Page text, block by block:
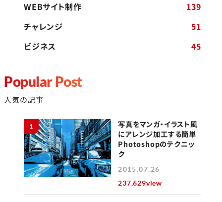
WEBサイト制作
139
チャレンジ
51
ビジネス
45
Popular Post
人気の記事
1
写真をマンガ・イラスト風
にアレンジ加工する簡単
Photoshopのテクニッ
ク
2015.07.26
237,629view